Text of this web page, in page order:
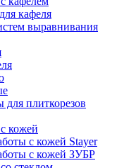
кафеля
выравнивания
плиткорезов
кожей
с кожей Stayer
с кожей ЗУБР